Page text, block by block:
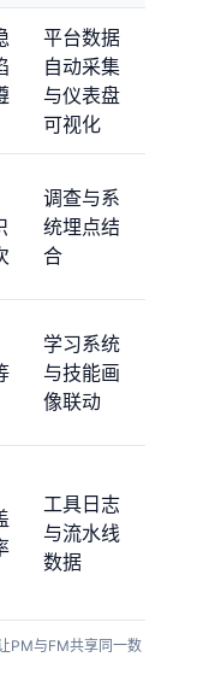
平台数据
自动采集
与仪表盘
可视化
调查与系
统埋点结
合
学习系统
与技能画
像联动
工具日志
与流水线
数据
PM与FM共享同一数